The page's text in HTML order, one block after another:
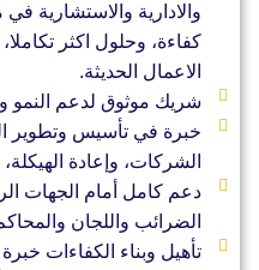
والادارية والاستشارية
كفاءة، وحلول اكثر
الاعمال الحديثة.
شريك موثوق لدعم النمو
خبرة في تأسيس وتطوير
الشركات، وإعادة
دعم كامل أمام الجهات
الضرائب واللجان
تأهيل وبناء الكفاءات